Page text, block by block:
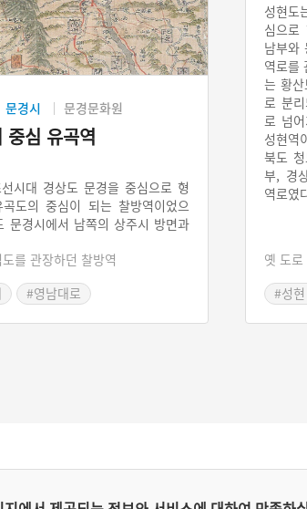
문경시 문경문화원
중심 유곡역
시대 경상도 문경을 중심으로 형
도의 중심이 되는 찰방역이었으
문경시에서 남쪽의 상주시 방면과
역을 관할했다. 유곡역은 영남지
수행했으며, 사람의 이동이 많은
를 관장하던 찰방역
#영남대로
성현도
심으로
남부와
역로를
는 황
로 분
로 넘
성현역
북도
부, 경
역로였
옛 도
#성